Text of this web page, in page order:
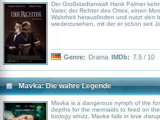
Der Großstadtanwalt Hank Palmer
Vater, der Richter des Ortes, einen
Wahrheit herausfinden und nutzt den
wiederzusehen, mit der er schon seit
Genre: Drama IMDb: 7.5 / 10
Mavka: Die wahre Legende
Mavka is a dangerous nymph of the
depths for the mermaids to feed on
biology whizz, Mavka falls in love